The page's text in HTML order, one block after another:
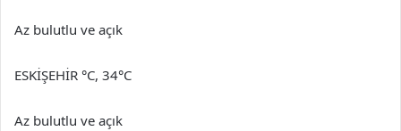
Az bulutlu ve açık
ESKİŞEHİR °C, 34°C
Az bulutlu ve açık